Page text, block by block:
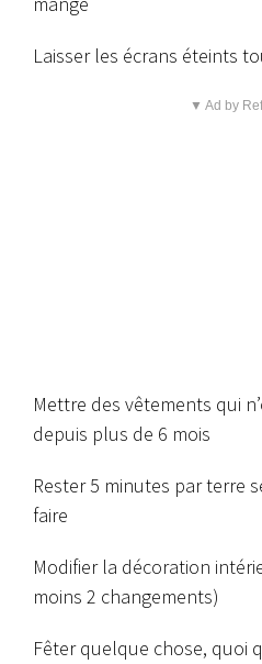
Laisser les écrans éteints
▼ Ad by
Mettre des vêtements qui
depuis plus de 6 mois
Rester 5 minutes par terre
faire
Modifier la décoration
moins 2 changements)
Fêter quelque chose, quoi